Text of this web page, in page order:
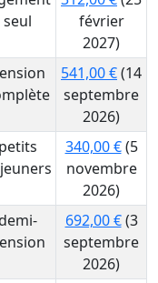
seul
février
2027)
541,00 €(14
septembre
2026)
petits
340,00 €(5
novembre
2026)
692,00 €(3
septembre
2026)